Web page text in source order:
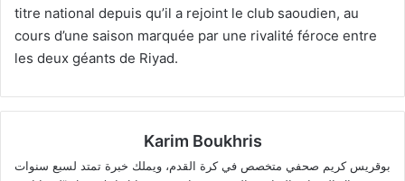
titre national depuis qu’il a rejoint le club saoudien, au
cours d’une saison marquée par une rivalité féroce entre
les deux géants de Riyad.
Karim Boukhris
بوقريس كريم صحفي متخصص في كرة القدم، ويملك خبرة تمتد لسبع سنوات